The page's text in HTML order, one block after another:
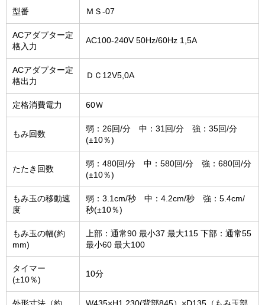
型番 ＭＳ-07
ACアダプター定
格入力
AC100-240V 50Hz/60Hz 1,5A
ACアダプター定
格出力
ＤＣ12V5,0A
定格消費電力 60Ｗ
もみ回数
弱：26回/分 中：31回/分 強：35回/分
(±10％)
たたき回数
弱：480回/分 中：580回/分 強：680回/分
(±10％)
もみ玉の移動速
度
弱：3.1cm/秒 中：4.2cm/秒 強：5.4cm/
秒(±10％)
もみ玉の幅(約
mm)
上部：通常90 最小37 最大115 下部：通常55
最小60 最大100
タイマー
(±10％)
10分